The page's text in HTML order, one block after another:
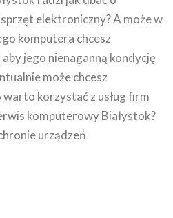
elektroniczny? A może w
komputera chcesz
jego nienaganną kondycję
może chcesz
korzystać z usług firm
komputerowy Białystok?
urządzeń